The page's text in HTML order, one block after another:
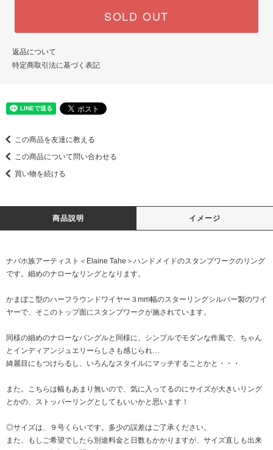
SOLD OUT
返品について
特定商取引法に基づく表記
この商品を友達に教える
この商品について問い合わせる
買い物を続ける
商品説明 イメージ
ナバホ族アーティスト＜Elaine Tahe＞ハンドメイドのスタンプワークのリング
です。細めのナローなリングとなります。
かまぼこ型のハーフラウンドワイヤー３mm幅のスターリングシルバー製のワイ
ヤーで、そこのトップ面にスタンプワークが施されています。
同様の細めのナローなバングルと同様に、シンプルでモダンな作風で、ちゃん
とインディアンジュエリーらしさも感じられ…
綺麗目にもつけらるし、いろんなスタイルにマッチすることかと・・・
また。こちらは幅もあまり無いので、気に入ってるのにサイズが大きいリング
とかの、ストッパーリングとしてもいいかと思います！
◎サイズは、９号くらいです。多少の誤差はご了承ください。
また、もしご希望でしたら別途料金と日数もかかりますが、サイズ直しも出来